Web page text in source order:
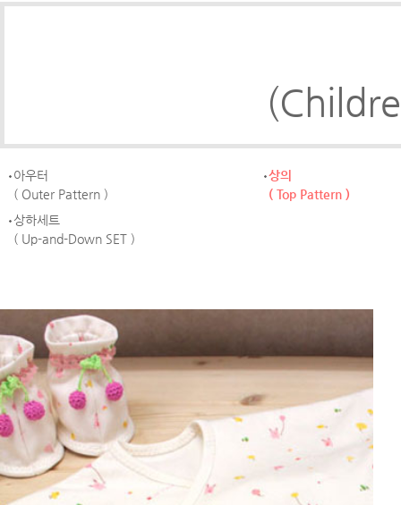
아우터
( Outer Pattern )
상의
( Top Pattern )
상하세트
( Up-and-Down SET )